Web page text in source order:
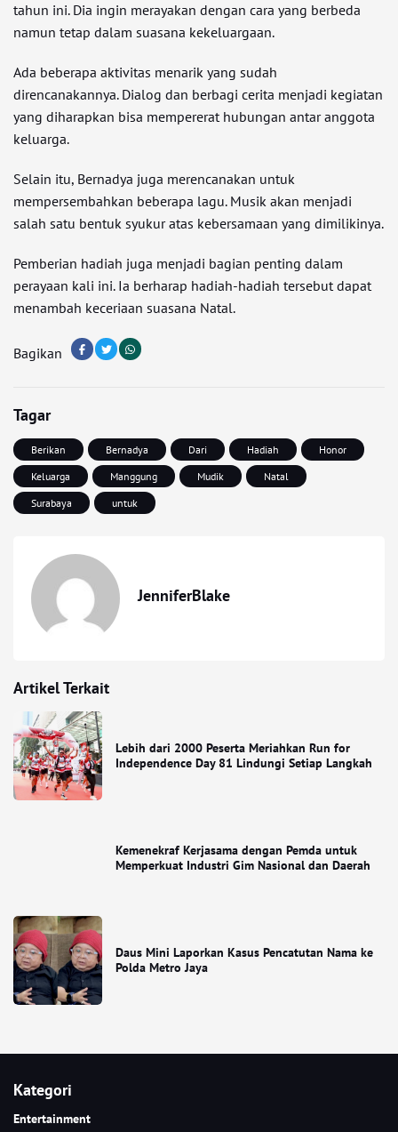
tahun ini. Dia ingin merayakan dengan cara yang berbeda
namun tetap dalam suasana kekeluargaan.
Ada beberapa aktivitas menarik yang sudah
direncanakannya. Dialog dan berbagi cerita menjadi kegiatan
yang diharapkan bisa mempererat hubungan antar anggota
keluarga.
Selain itu, Bernadya juga merencanakan untuk
mempersembahkan beberapa lagu. Musik akan menjadi
salah satu bentuk syukur atas kebersamaan yang dimilikinya.
Pemberian hadiah juga menjadi bagian penting dalam
perayaan kali ini. Ia berharap hadiah-hadiah tersebut dapat
menambah keceriaan suasana Natal.
Bagikan
Tagar
Berikan Bernadya Dari Hadiah
Honor
Keluarga
Manggung Mudik
Natal
Surabaya
untuk
JenniferBlake
Artikel Terkait
Lebih dari 2000 Peserta Meriahkan Run for
Independence Day 81 Lindungi Setiap Langkah
Kemenekraf Kerjasama dengan Pemda untuk
Memperkuat Industri Gim Nasional dan Daerah
Daus Mini Laporkan Kasus Pencatutan Nama ke
Polda Metro Jaya
Kategori
Entertainment